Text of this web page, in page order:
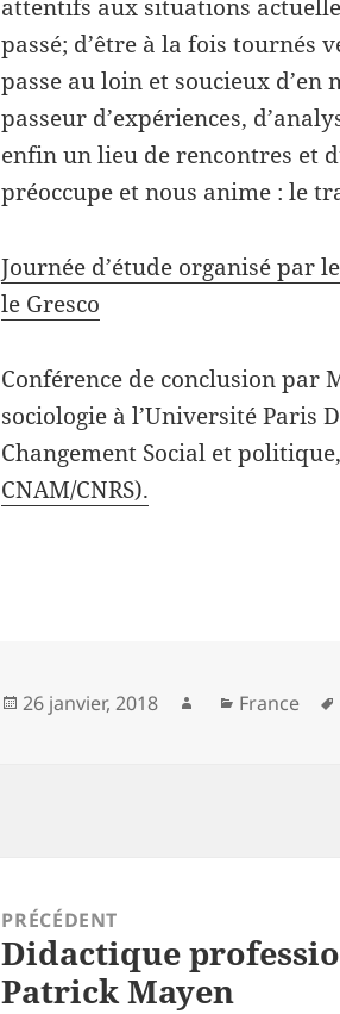
attentifs aux situations
passé; d’être à la fois tournés
passe au loin et soucieux
passeur d’expériences,
enfin un lieu de rencontres et
préoccupe et nous anime : le
Journée d’étude organisé par
le Gresco
Conférence de conclusion par
sociologie à l’Université Paris
Changement Social et
CNAM/CNRS).
Publié
26 janvier, 2018 AuteurCatégories
France
PRÉCÉDENT
Article
précédent :
Didactique
Patrick Mayen